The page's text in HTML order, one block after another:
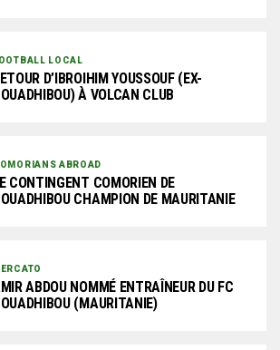
LOCAL
D’IBROIHIM YOUSSOUF (EX-
À VOLCAN CLUB
ABROAD
CONTINGENT COMORIEN DE
CHAMPION DE MAURITANIE
ABDOU NOMMÉ ENTRAÎNEUR DU FC
(MAURITANIE)